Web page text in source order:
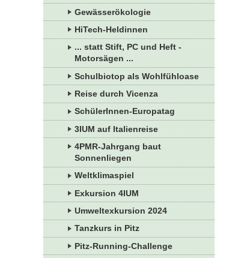
Gewässerökologie
HiTech-Heldinnen
... statt Stift, PC und Heft -
Motorsägen ...
Schulbiotop als Wohlfühloase
Reise durch Vicenza
SchülerInnen-Europatag
3IUM auf Italienreise
4PMR-Jahrgang baut
Sonnenliegen
Weltklimaspiel
Exkursion 4IUM
Umweltexkursion 2024
Tanzkurs in Pitz
Pitz-Running-Challenge